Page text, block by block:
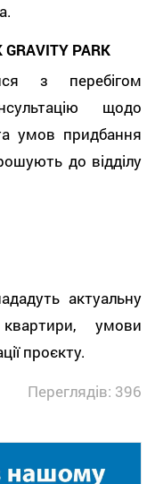
PARK
з перебігом
щодо
умов придбання
до відділу
актуальну
умови
проєкту.
Переглядів: 396